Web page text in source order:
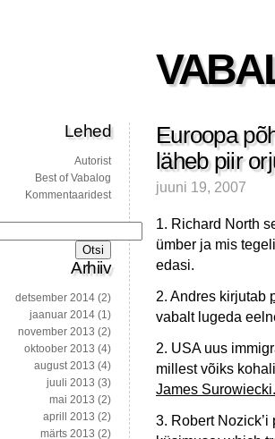
Euroopa
läheb piir
juuni 19, 2007
1. Richard North
ümber ja mis
edasi.
2. Andres kirjutab
vabalt lugeda
2. USA uus
millest võiks
James Surowiecki.
3. Robert
Lehed
Autorist
Best of Vabalog
Kommentaaridest
Arhiiv
detsember 2014 (2)
jaanuar 2014 (1)
november 2013 (2)
oktoober 2013 (4)
august 2013 (4)
juuli 2013 (3)
mai 2013 (2)
aprill 2013 (2)
märts 2013 (2)